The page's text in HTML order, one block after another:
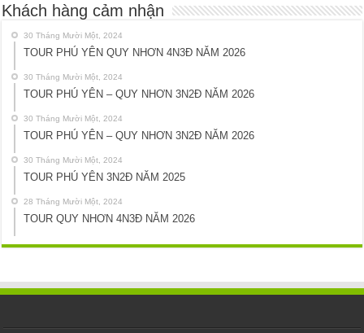
Khách hàng cảm nhận
30 Tháng Mười Một, 2024
TOUR PHÚ YÊN QUY NHƠN 4N3Đ NĂM 2026
30 Tháng Mười Một, 2024
TOUR PHÚ YÊN – QUY NHƠN 3N2Đ NĂM 2026
30 Tháng Mười Một, 2024
TOUR PHÚ YÊN – QUY NHƠN 3N2Đ NĂM 2026
30 Tháng Mười Một, 2024
TOUR PHÚ YÊN 3N2Đ NĂM 2025
28 Tháng Mười Một, 2024
TOUR QUY NHƠN 4N3Đ NĂM 2026